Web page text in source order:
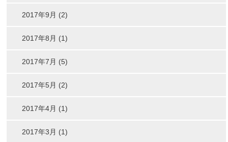
2017年9月 (2)
2017年8月 (1)
2017年7月 (5)
2017年5月 (2)
2017年4月 (1)
2017年3月 (1)